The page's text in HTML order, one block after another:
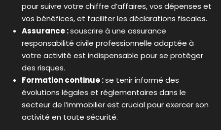
pour suivre votre chiffre d’affaires, vos dépenses et
vos bénéfices, et faciliter les déclarations fiscales.
Assurance :souscrire à une assurance
responsabilité civile professionnelle adaptée à
votre activité est indispensable pour se protéger
des risques.
Formation continue :se tenir informé des
évolutions légales et réglementaires dans le
secteur de l’immobilier est crucial pour exercer son
activité en toute sécurité.